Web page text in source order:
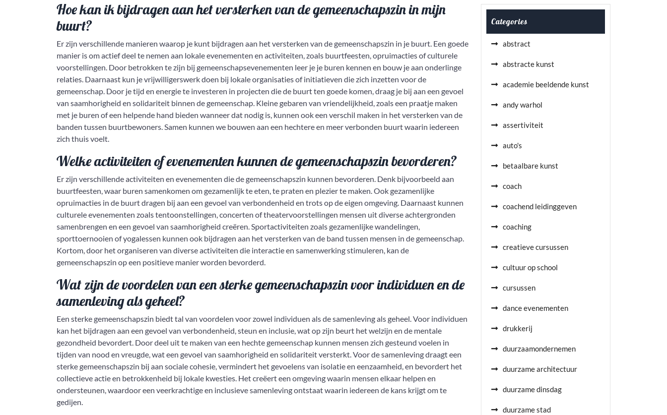
Hoe kan ik bijdragen aan het versterken van de gemeenschapszin in mijn
buurt?
Er zijn verschillende manieren waarop je kunt bijdragen aan het versterken van de gemeenschapszin in je buurt. Een goede
manier is om actief deel te nemen aan lokale evenementen en activiteiten, zoals buurtfeesten, opruimacties of culturele
voorstellingen. Door betrokken te zijn bij gemeenschapsevenementen leer je je buren kennen en bouw je aan onderlinge
relaties. Daarnaast kun je vrijwilligerswerk doen bij lokale organisaties of initiatieven die zich inzetten voor de
gemeenschap. Door je tijd en energie te investeren in projecten die de buurt ten goede komen, draag je bij aan een gevoel
van saamhorigheid en solidariteit binnen de gemeenschap. Kleine gebaren van vriendelijkheid, zoals een praatje maken
met je buren of een helpende hand bieden wanneer dat nodig is, kunnen ook een verschil maken in het versterken van de
banden tussen buurtbewoners. Samen kunnen we bouwen aan een hechtere en meer verbonden buurt waarin iedereen
zich thuis voelt.
Welke activiteiten of evenementen kunnen de gemeenschapszin bevorderen?
Er zijn verschillende activiteiten en evenementen die de gemeenschapszin kunnen bevorderen. Denk bijvoorbeeld aan
buurtfeesten, waar buren samenkomen om gezamenlijk te eten, te praten en plezier te maken. Ook gezamenlijke
opruimacties in de buurt dragen bij aan een gevoel van verbondenheid en trots op de eigen omgeving. Daarnaast kunnen
culturele evenementen zoals tentoonstellingen, concerten of theatervoorstellingen mensen uit diverse achtergronden
samenbrengen en een gevoel van saamhorigheid creëren. Sportactiviteiten zoals gezamenlijke wandelingen,
sporttoernooien of yogalessen kunnen ook bijdragen aan het versterken van de band tussen mensen in de gemeenschap.
Kortom, door het organiseren van diverse activiteiten die interactie en samenwerking stimuleren, kan de
gemeenschapszin op een positieve manier worden bevorderd.
Wat zijn de voordelen van een sterke gemeenschapszin voor individuen en de
samenleving als geheel?
Een sterke gemeenschapszin biedt tal van voordelen voor zowel individuen als de samenleving als geheel. Voor individuen
kan het bijdragen aan een gevoel van verbondenheid, steun en inclusie, wat op zijn beurt het welzijn en de mentale
gezondheid bevordert. Door deel uit te maken van een hechte gemeenschap kunnen mensen zich gesteund voelen in
tijden van nood en vreugde, wat een gevoel van saamhorigheid en solidariteit versterkt. Voor de samenleving draagt een
sterke gemeenschapszin bij aan sociale cohesie, vermindert het gevoelens van isolatie en eenzaamheid, en bevordert het
collectieve actie en betrokkenheid bij lokale kwesties. Het creëert een omgeving waarin mensen elkaar helpen en
ondersteunen, waardoor een veerkrachtige en inclusieve samenleving ontstaat waarin iedereen de kans krijgt om te
gedijen.
Categories
abstract
abstracte kunst
academie beeldende kunst
andy warhol
assertiviteit
auto's
betaalbare kunst
coach
coachend leidinggeven
coaching
creatieve cursussen
cultuur op school
cursussen
dance evenementen
drukkerij
duurzaamondernemen
duurzame architectuur
duurzame dinsdag
duurzame stad